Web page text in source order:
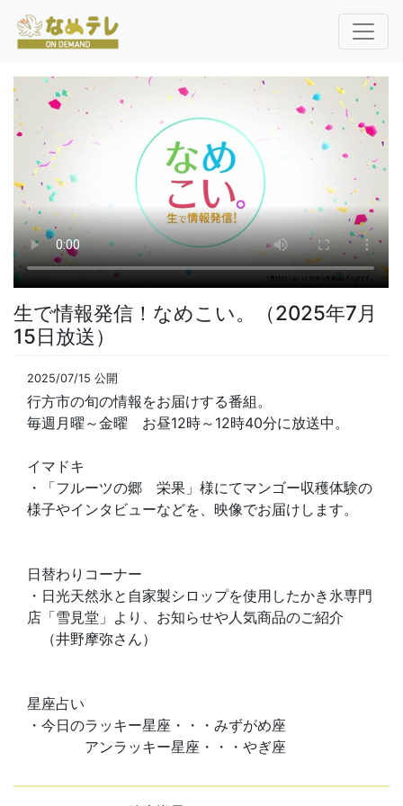
生で情報発信！なめこい。（2025年7月
15日放送）
2025/07/15 公開
行方市の旬の情報をお届けする番組。
毎週月曜～金曜 お昼12時～12時40分に放送中。
イマドキ
・「フルーツの郷 栄果」様にてマンゴー収穫体験の
様子やインタビューなどを、映像でお届けします。
日替わりコーナー
・日光天然氷と自家製シロップを使用したかき氷専門
店「雪見堂」より、お知らせや人気商品のご紹介
（井野摩弥さん）
星座占い
・今日のラッキー星座・・・みずがめ座
アンラッキー星座・・・やぎ座